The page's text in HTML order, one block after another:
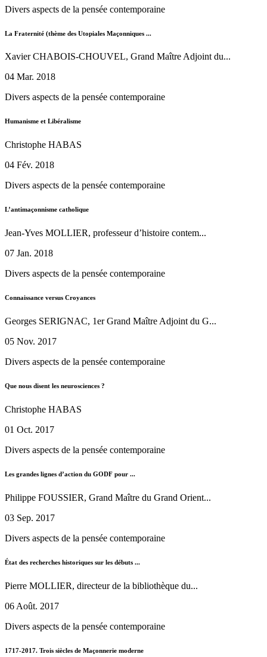
Divers aspects de la pensée contemporaine
La Fraternité (thème des Utopiales Maçonniques ...
Xavier CHABOIS-CHOUVEL, Grand Maître Adjoint du...
04 Mar. 2018
Divers aspects de la pensée contemporaine
Humanisme et Libéralisme
Christophe HABAS
04 Fév. 2018
Divers aspects de la pensée contemporaine
L’antimaçonnisme catholique
Jean-Yves MOLLIER, professeur d’histoire contem...
07 Jan. 2018
Divers aspects de la pensée contemporaine
Connaissance versus Croyances
Georges SERIGNAC, 1er Grand Maître Adjoint du G...
05 Nov. 2017
Divers aspects de la pensée contemporaine
Que nous disent les neurosciences ?
Christophe HABAS
01 Oct. 2017
Divers aspects de la pensée contemporaine
Les grandes lignes d’action du GODF pour ...
Philippe FOUSSIER, Grand Maître du Grand Orient...
03 Sep. 2017
Divers aspects de la pensée contemporaine
État des recherches historiques sur les débuts ...
Pierre MOLLIER, directeur de la bibliothèque du...
06 Août. 2017
Divers aspects de la pensée contemporaine
1717-2017. Trois siècles de Maçonnerie moderne